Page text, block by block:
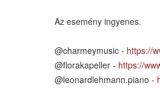
Az esemény ingyenes.
@charmeymusic - https://
@florakapeller - https://
@leonardlehmann.piano -